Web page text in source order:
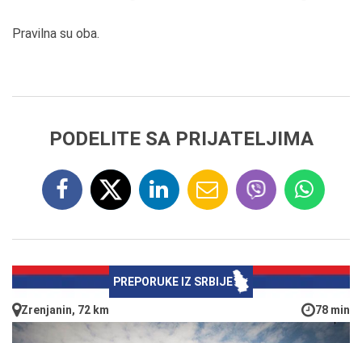
Pravilna su oba.
PODELITE SA PRIJATELJIMA
PREPORUKE IZ SRBIJE
Zrenjanin, 72 km 78 min